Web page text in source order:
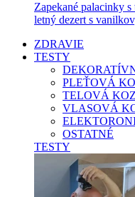
Zapekané palacinky
letný dezert s
ZDRAVIE
TESTY
PLEŤOVÁ
TELOVÁ
VLASOVÁ
OSTATNÉ
TESTY